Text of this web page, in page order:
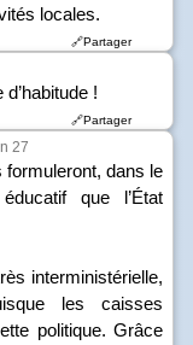
locales.
🔗Partager
!
🔗Partager
27
dans le
que l’État
interministérielle,
les caisses
politique. Grâce